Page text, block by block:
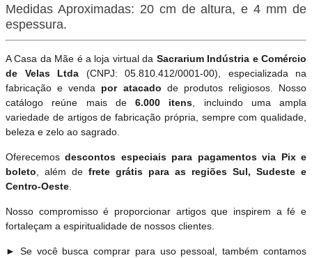
Medidas Aproximadas: 20 cm de altura, e 4 mm de
espessura.
A Casa da Mãe é a loja virtual da Sacrarium Indústria e Comércio
de Velas Ltda (CNPJ: 05.810.412/0001-00), especializada na
fabricação e venda por atacado de produtos religiosos. Nosso
catálogo reúne mais de 6.000 itens, incluindo uma ampla
variedade de artigos de fabricação própria, sempre com qualidade,
beleza e zelo ao sagrado.
Oferecemosdescontos especiais para pagamentos via Pix e
boleto, além de frete grátis para as regiões Sul, Sudeste e
Centro-Oeste.
Nosso compromisso é proporcionar artigos que inspirem a fé e
fortaleçam a espiritualidade de nossos clientes.
► Se você busca comprar para uso pessoal, também contamos